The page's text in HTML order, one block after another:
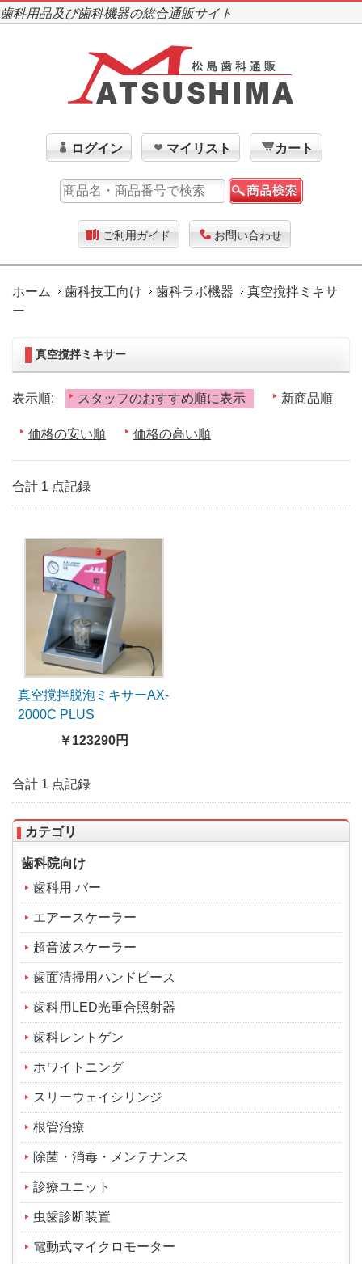
歯科用品及び歯科機器の総合通販サイト
ログイン マイリスト カート
ご利用ガイド お問い合わせ
ホーム 歯科技工向け 歯科ラボ機器
真空撹拌ミキサ
ー
真空撹拌ミキサー
表示順: スタッフのおすすめ順に表示 新商品順
価格の安い順 価格の高い順
合計 1 点記録
真空撹拌脱泡ミキサーAX-
2000C PLUS
￥123290円
合計 1 点記録
カテゴリ
歯科院向け
歯科用 バー
エアースケーラー
超音波スケーラー
歯面清掃用ハンドピース
歯科用LED光重合照射器
歯科レントゲン
ホワイトニング
スリーウェイシリンジ
根管治療
除菌・消毒・メンテナンス
診療ユニット
虫歯診断装置
電動式マイクロモーター